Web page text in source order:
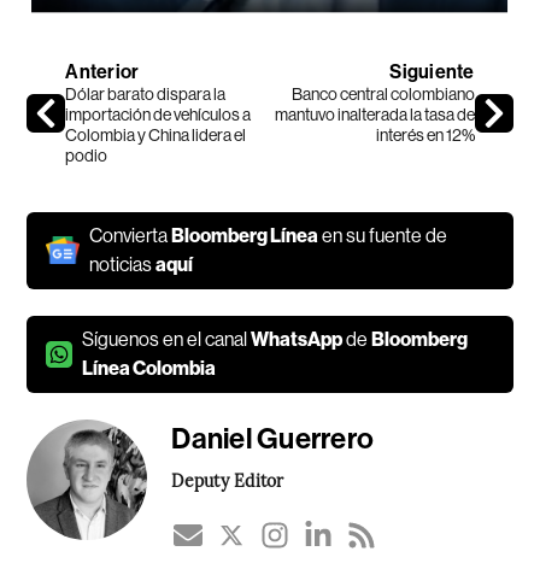
Anterior
Dólar barato dispara la
importación de vehículos a
Colombia y China lidera el
podio
Siguiente
Banco central colombiano
mantuvo inalterada la tasa de
interés en 12%
ConviertaBloomberg Línea en su fuente de
noticiasaquí
Síguenos en el canalWhatsAppdeBloomberg
Línea Colombia
Daniel Guerrero
Deputy Editor